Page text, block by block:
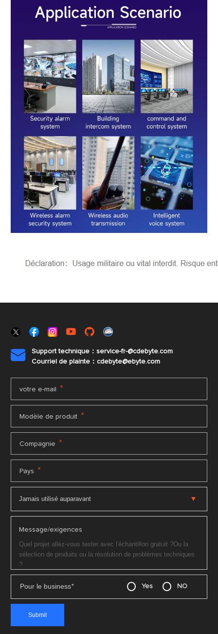

Support technique：service-fr-@cdebyte.com
Courriel de plainte：cdebyte@ebyte.com
votre e-mail *
Modèle de produit *
Compagnie *
Pays *
Message/exigences
Pour le business* Yes NO